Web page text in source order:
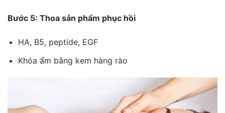
Bước 5: Thoa sản phẩm phục hồi
HA, B5, peptide, EGF
Khóa ẩm bằng kem hàng rào